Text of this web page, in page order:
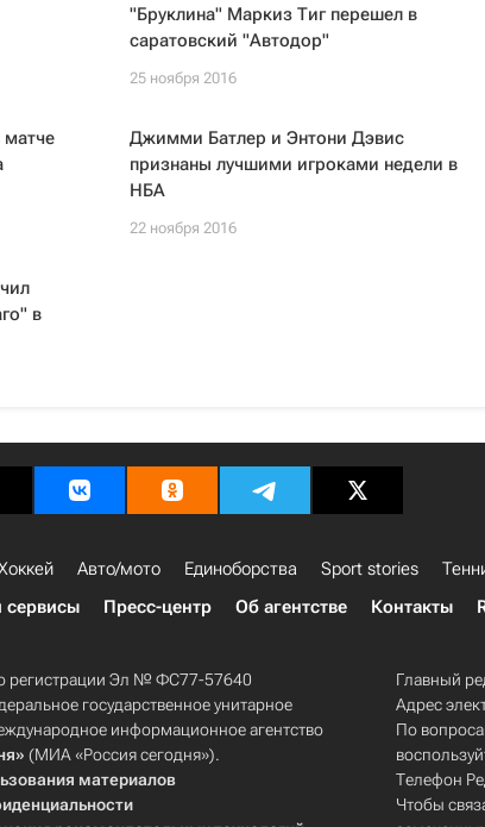
"Бруклина" Маркиз Тиг перешел в
саратовский "Автодор"
25 ноября 2016
Джимми Батлер и Энтони Дэвис
признаны лучшими игроками недели в
НБА
22 ноября 2016
в
Авто/мото Единоборства Sport stories
сервисы Пресс-центр Об агентстве Контакты
регистрации Эл № ФС77-57640
государственное унитарное
информационное агентство
(МИА «Россия сегодня»).
материалов
Главный
Адрес
По
Телефон
Чтобы